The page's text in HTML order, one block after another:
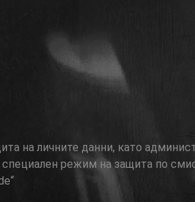
на личните данни, като
режим на защита по